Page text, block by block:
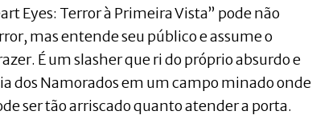
Eyes: Terror à Primeira Vista” pode não
mas entende seu público e assume o
É um slasher que ri do próprio absurdo e
dos Namorados em um campo minado onde
ser tão arriscado quanto atender a porta.